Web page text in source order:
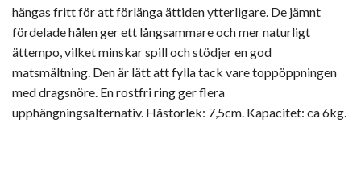
hängas fritt för att förlänga ättiden ytterligare. De jämnt
fördelade hålen ger ett långsammare och mer naturligt
ättempo, vilket minskar spill och stödjer en god
matsmältning. Den är lätt att fylla tack vare toppöppningen
med dragsnöre. En rostfri ring ger flera
upphängningsalternativ. Håstorlek: 7,5cm. Kapacitet: ca 6kg.